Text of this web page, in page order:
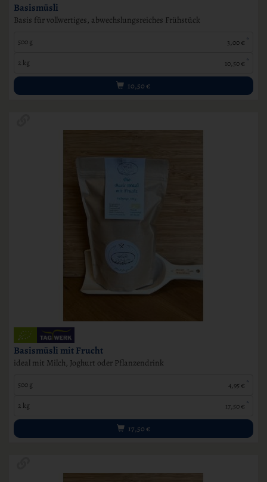
Basismüsli
Basis für vollwertiges, abwechslungsreiches Frühstück
500 g 3,00 € *
2 kg 10,50 € *
10,50 €
Basismüsli mit Frucht
ideal mit Milch, Joghurt oder Pflanzendrink
500 g 4,95 € *
2 kg 17,50 € *
17,50 €